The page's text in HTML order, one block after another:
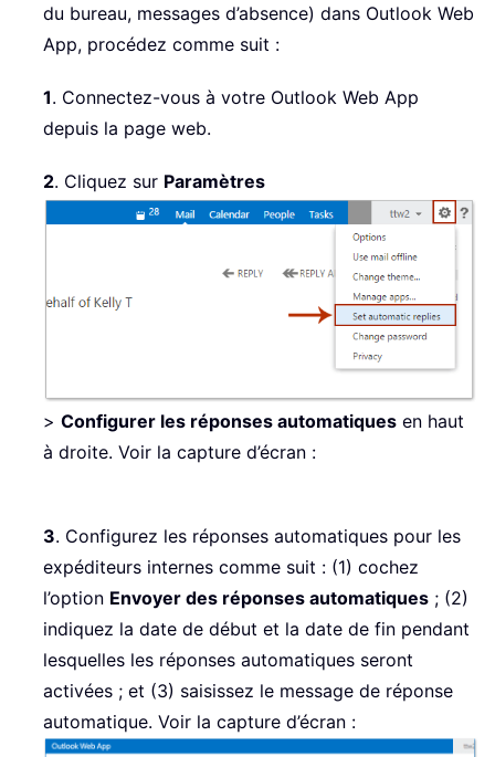
du bureau, messages d’absence) dans Outlook Web
App, procédez comme suit :
1. Connectez-vous à votre Outlook Web App
depuis la page web.
2. Cliquez sur Paramètres
> Configurer les réponses automatiques en haut
à droite. Voir la capture d’écran :
3. Configurez les réponses automatiques pour les
expéditeurs internes comme suit : (1) cochez
l’option Envoyer des réponses automatiques ; (2)
indiquez la date de début et la date de fin pendant
lesquelles les réponses automatiques seront
activées ; et (3) saisissez le message de réponse
automatique. Voir la capture d’écran :